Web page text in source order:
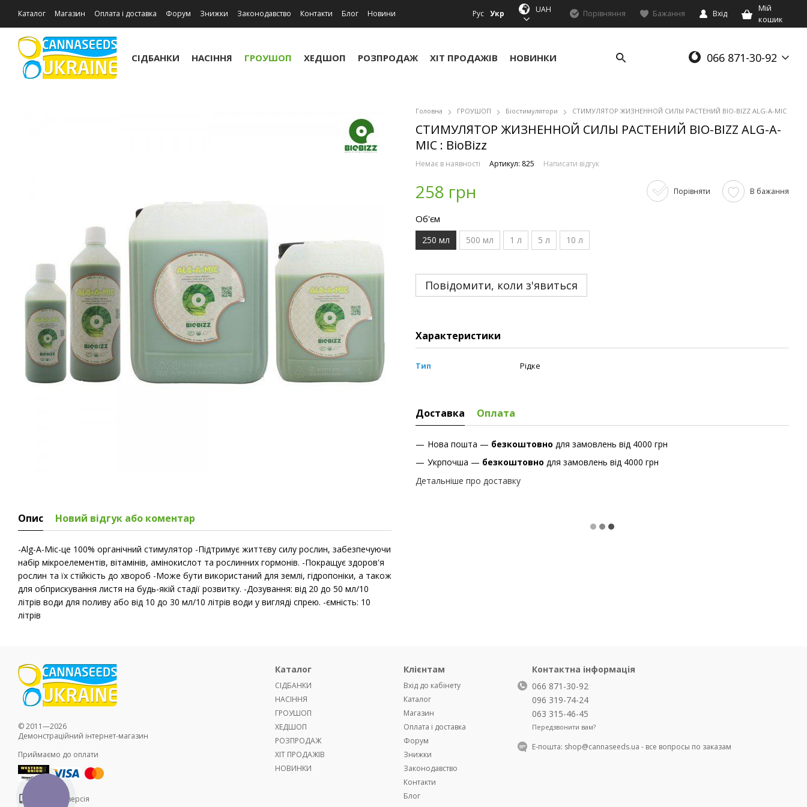
Каталог Магазин Оплата і доставка Форум Знижки Законодавство Контакти Блог
Новини
Рус Укр UAH Порівняння Бажання Вхід
Мій
кошик
СІДБАНКИ НАСІННЯ ГРОУШОП ХЕДШОП РОЗПРОДАЖ ХІТ ПРОДАЖІВ НОВИНКИ 066 871-30-92
Опис Новий відгук або коментар
-Alg-A-Mic-це 100% органічний стимулятор -Підтримує життєву силу рослин, забезпечуючи
набір мікроелементів, вітамінів, амінокислот та рослинних гормонів. -Покращує здоров'я
рослин та їх стійкість до хвороб -Може бути використаний для землі, гідропоніки, а також
для обприскування листя на будь-якій стадії розвитку. -Дозування: від 20 до 50 мл/10
літрів води для поливу або від 10 до 30 мл/10 літрів води у вигляді спрею. -ємність: 10
літрів
Головна ГРОУШОП Біостимулятори СТИМУЛЯТОР ЖИЗНЕННОЙ СИЛЫ РАСТЕНИЙ BIO-BIZZ ALG-A-MIC
СТИМУЛЯТОР ЖИЗНЕННОЙ СИЛЫ РАСТЕНИЙ BIO-BIZZ ALG-A-
MIC : BioBizz
Немає в наявності Артикул: 825 Написати відгук
258 грн Порівняти В бажання
Об'єм
250 мл 500 мл 1 л 5 л 10 л
Повідомити, коли з'явиться
Характеристики
Тип Рідке
Доставка Оплата
Нова пошта — безкоштовно для замовлень від 4000 грн
Укрпочша — безкоштовно для замовлень від 4000 грн
Детальніше про доставку
© 2011—2026
Демонстраційний інтернет-магазин
Приймаємо до оплати
Мобільна версія
Каталог
СІДБАНКИ
НАСІННЯ
ГРОУШОП
ХЕДШОП
РОЗПРОДАЖ
ХІТ ПРОДАЖІВ
НОВИНКИ
Клієнтам
Вхід до кабінету
Каталог
Магазин
Оплата і доставка
Форум
Знижки
Законодавство
Контакти
Блог
Контактна інформація
066 871-30-92
096 319-74-24
063 315-46-45
Передзвонити вам?
Е-пошта: shop@cannaseeds.ua - все вопросы по заказам